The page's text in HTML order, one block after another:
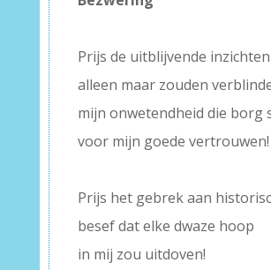
Prijs de uitblijvende
alleen maar zouden
mijn onwetendheid die borg
voor mijn goede vertrouwen!
Prijs het gebrek aan
besef dat elke dwaze hoop
in mij zou uitdoven!